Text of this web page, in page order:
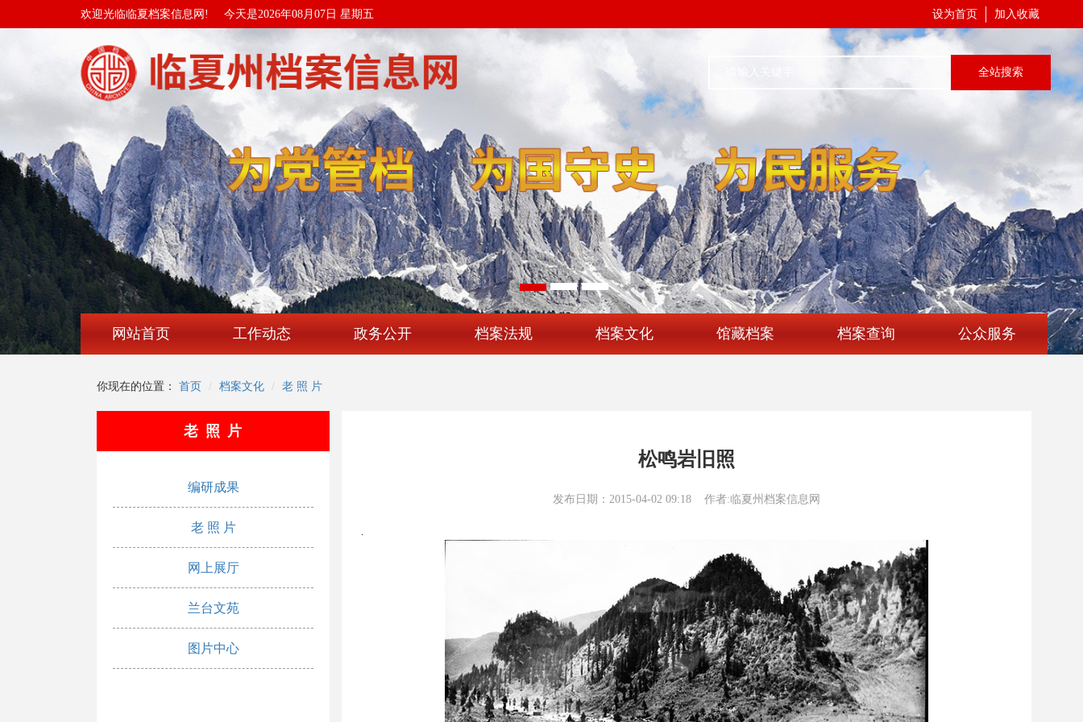
欢迎光临临夏档案信息网! 今天是2026年08月07日 星期五 设为首页 加入收藏
全站搜索
网站首页 工作动态 政务公开 档案法规 档案文化 馆藏档案 档案查询 公众服务
你现在的位置： 首页 档案文化 老 照 片
老 照 片
编研成果
老 照 片
网上展厅
兰台文苑
图片中心
松鸣岩旧照
发布日期：2015-04-02 09:18 作者:临夏州档案信息网